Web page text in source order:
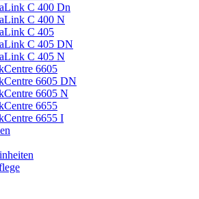
C 400 Dn
C 400 N
C 405
C 405 DN
C 405 N
6605
6605 DN
6605 N
6655
6655 I